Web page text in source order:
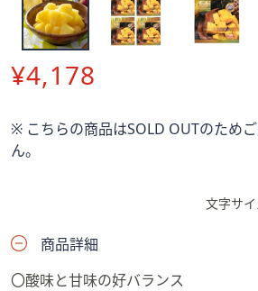
に
ス
ワ
イ
し
て
閲
ま
す。
削
¥4,178
※ こちらの商品はSOLD OUTのため
ん。
文字サ
商品詳細
〇酸味と甘味の好バランス